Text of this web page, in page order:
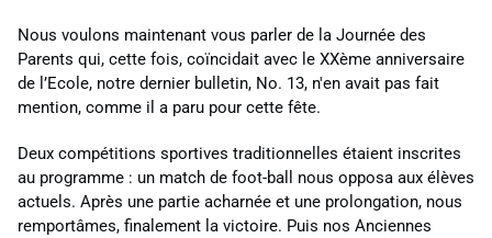
Nous voulons maintenant vous parler de la Journée des
Parents qui, cette fois, coïncidait avec le XXème anniversaire
de l’Ecole, notre dernier bulletin, No. 13, n'en avait pas fait
mention, comme il a paru pour cette fête.
Deux compétitions sportives traditionnelles étaient inscrites
au programme : un match de foot-ball nous opposa aux élèves
actuels. Après une partie acharnée et une prolongation, nous
remportâmes, finalement la victoire. Puis nos Anciennes